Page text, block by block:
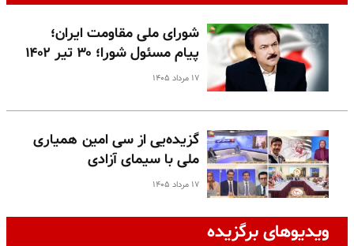
شورای ملی مقاومت ایران؛
پیام مسئول شورا؛ ۳۰ تیر ۱۴۰۲
۱۷ مرداد ۱۴۰۵
گزیده‌یی از سی امین همیاری
ملی با سیمای آزادی
۱۷ مرداد ۱۴۰۵
ویدیوهای برگزیده